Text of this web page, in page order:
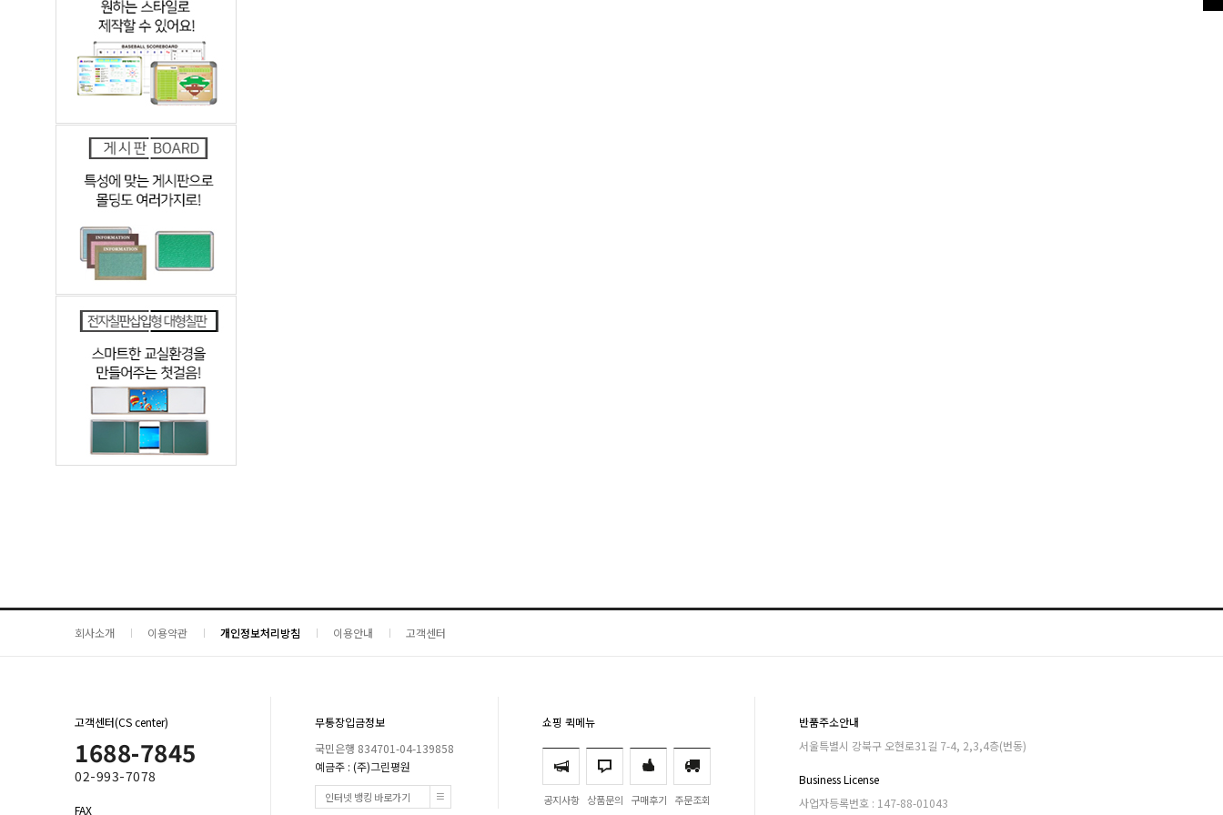
회사소개 이용약관 개인정보처리방침 이용안내 고객센터
고객센터(CS center)
1688-7845
02-993-7078
FAX
무통장입금정보
국민은행 834701-04-139858
예금주 : (주)그린평원
인터넷 뱅킹 바로가기
쇼핑 퀵메뉴
공지사항 상품문의 구매후기 주문조회
반품주소안내
서울특별시 강북구 오현로31길 7-4, 2,3,4층(번동)
Business License
사업자등록번호 : 147-88-01043